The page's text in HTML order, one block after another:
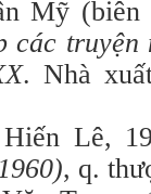
Mỹ (biên
các
. Nhà
Lê,
, q.